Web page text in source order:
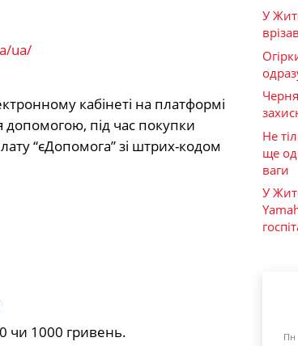
ua/
кабінеті на платформі
під час покупки
“єДопомога” зі штрих-кодом
чи 1000 гривень.
У
Не
ще
ваги
У
Пн